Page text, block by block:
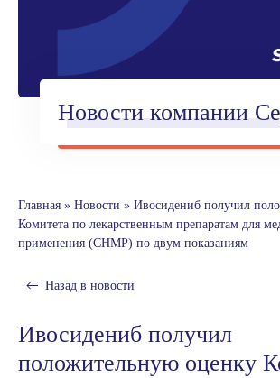
Новости компании
Главная » Новости » Ивосидениб получил
Комитета по лекарственным препаратам для
применения (CHMP) по двум показаниям
Назад в новости
Ивосидениб получил
положительную оценку